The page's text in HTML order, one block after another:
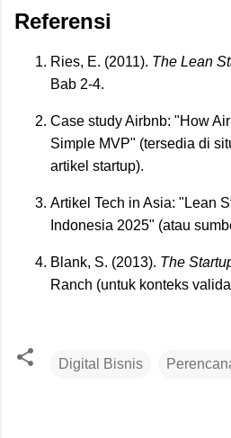
Referensi
Ries, E. (2011). The Lean
Bab 2-4.
Case study Airbnb: "How
Simple MVP" (tersedia di
artikel startup).
Artikel Tech in Asia: "Lean
Indonesia 2025" (atau
Blank, S. (2013). The
Ranch (untuk konteks
Digital Bisnis